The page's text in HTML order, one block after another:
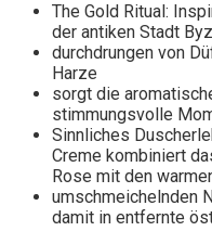
The Gold Ritual:
der antiken Stadt
durchdrungen von
Harze
sorgt die
stimmungsvolle
Sinnliches
Creme kombiniert
Rose mit den
umschmeichelnden
damit in entfernte